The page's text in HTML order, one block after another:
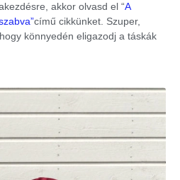
akkor olvasd el “A
című cikkünket. Szuper,
könnyedén eligazodj a táskák